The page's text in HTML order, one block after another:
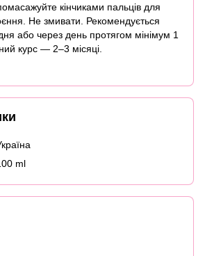
кінчиками пальців для
Не змивати. Рекомендується
або через день протягом мінімум 1
курс — 2–3 місяці.
ml